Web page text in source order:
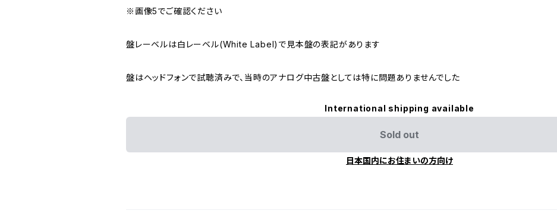
※画像5でご確認ください
盤レーベルは白レーベル(White Label)で見本盤の表記があります
盤はヘッドフォンで試聴済みで、当時のアナログ中古盤としては特に問題ありませんでした
International shipping available
Sold out
日本国内にお住まいの方向け